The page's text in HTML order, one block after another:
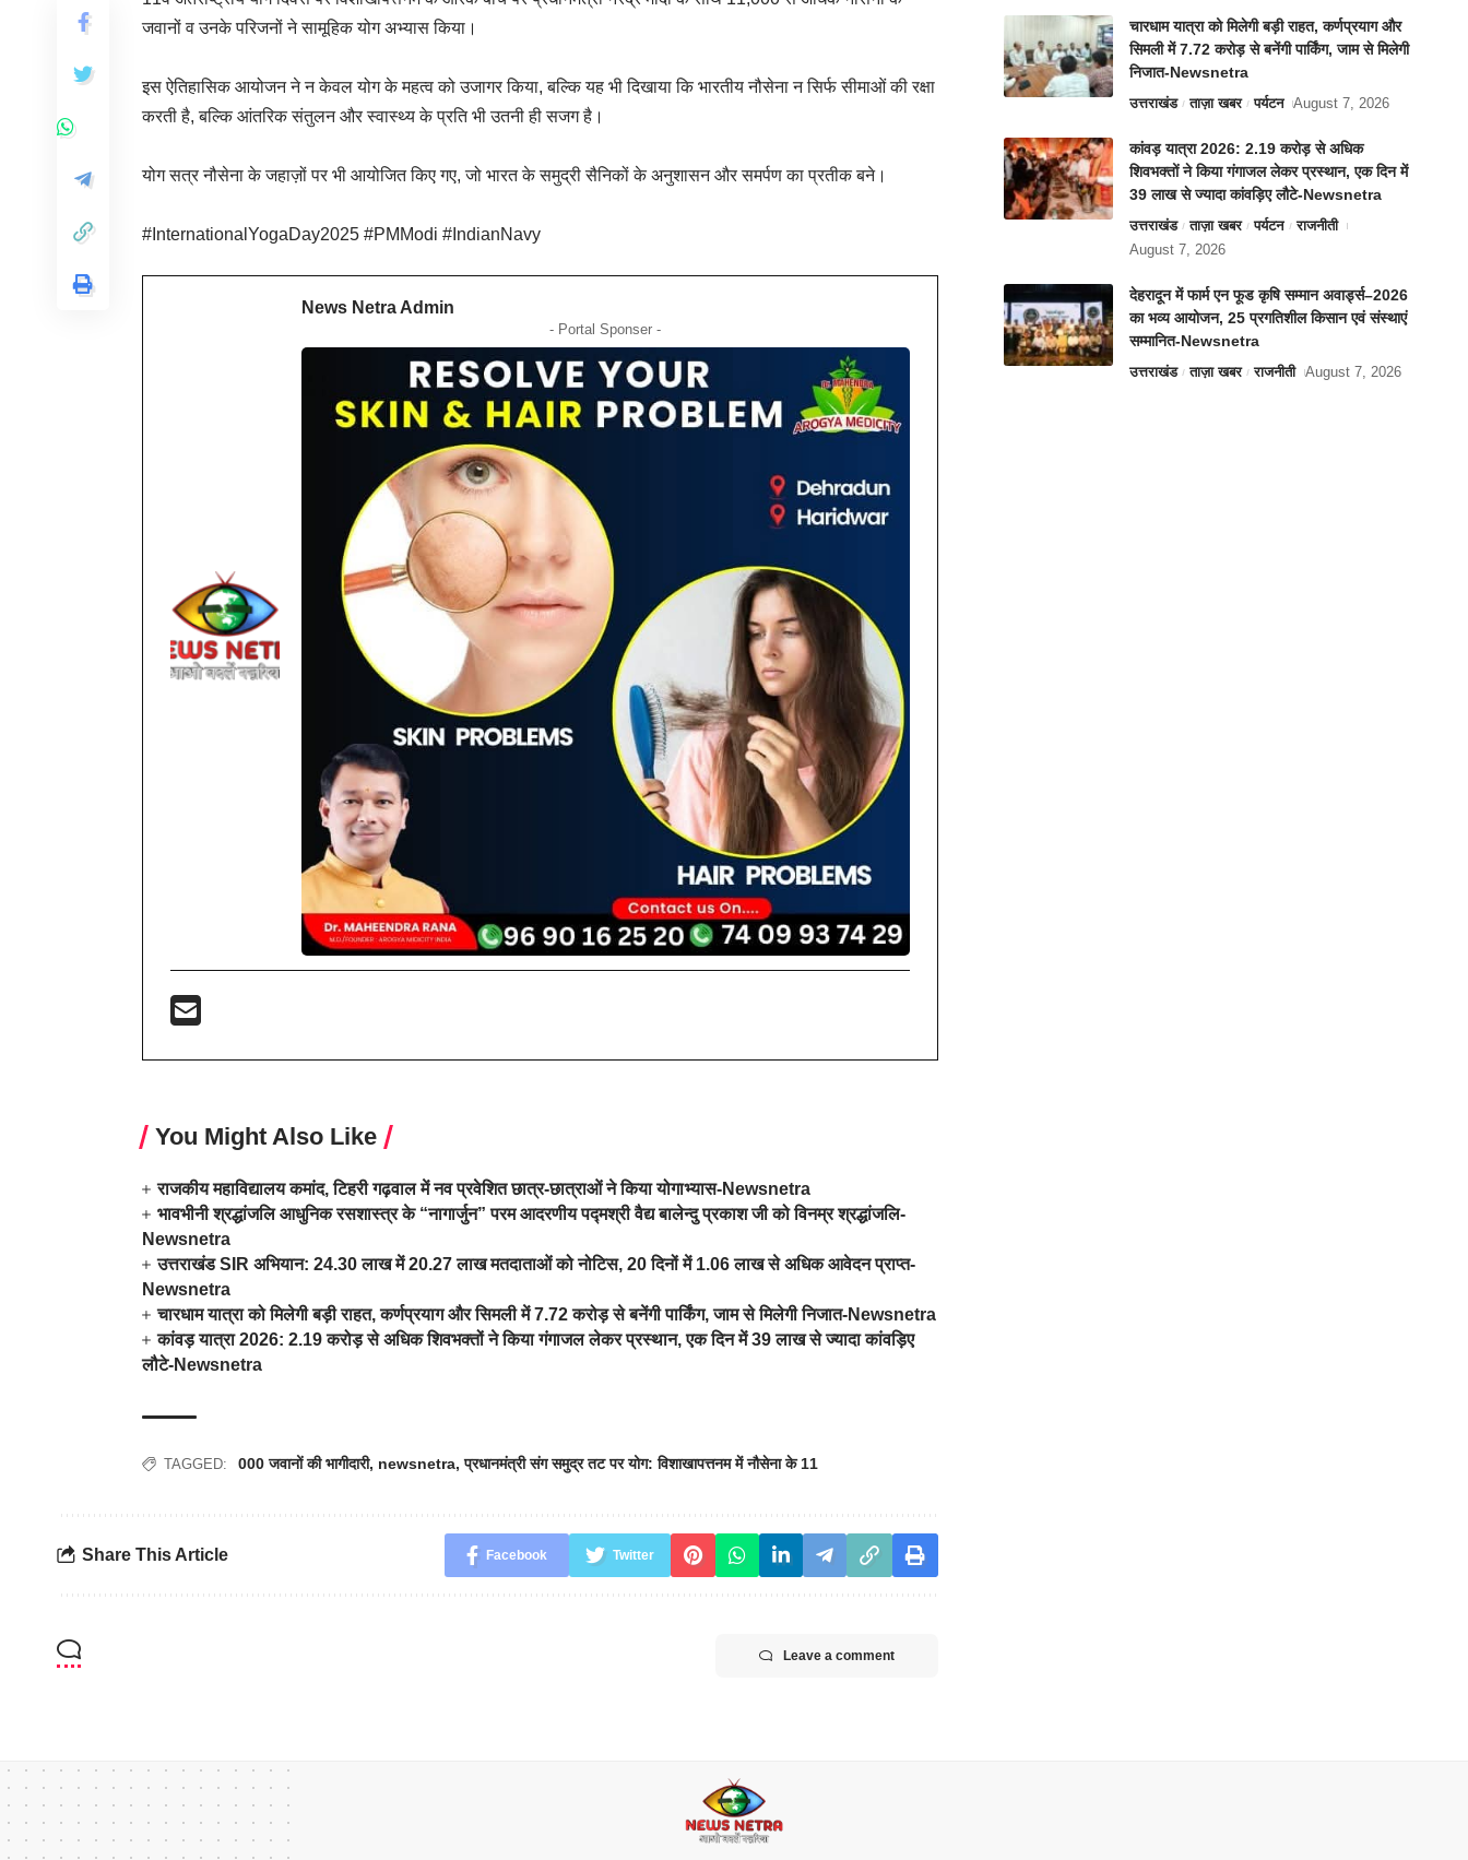
जवानों व उनके परिजनों ने सामूहिक योग अभ्यास किया।
इस ऐतिहासिक आयोजन ने न केवल योग के महत्व को उजागर किया, बल्कि यह भी दिखाया कि भारतीय नौसेना न सिर्फ सीमाओं की रक्षा
करती है, बल्कि आंतरिक संतुलन और स्वास्थ्य के प्रति भी उतनी ही सजग है।
योग सत्र नौसेना के जहाज़ों पर भी आयोजित किए गए, जो भारत के समुद्री सैनिकों के अनुशासन और समर्पण का प्रतीक बने।
#InternationalYogaDay2025 #PMModi #IndianNavy
News Netra Admin
- Portal Sponser -
You Might Also Like
राजकीय महाविद्यालय कमांद, टिहरी गढ़वाल में नव प्रवेशित छात्र-छात्राओं ने किया योगाभ्यास-Newsnetra
भावभीनी श्रद्धांजलि आधुनिक रसशास्त्र के “नागार्जुन” परम आदरणीय पद्मश्री वैद्य बालेन्दु प्रकाश जी को विनम्र श्रद्धांजलि-
Newsnetra
उत्तराखंड SIR अभियान: 24.30 लाख में 20.27 लाख मतदाताओं को नोटिस, 20 दिनों में 1.06 लाख से अधिक आवेदन प्राप्त-
Newsnetra
चारधाम यात्रा को मिलेगी बड़ी राहत, कर्णप्रयाग और सिमली में 7.72 करोड़ से बनेंगी पार्किंग, जाम से मिलेगी निजात-Newsnetra
कांवड़ यात्रा 2026: 2.19 करोड़ से अधिक शिवभक्तों ने किया गंगाजल लेकर प्रस्थान, एक दिन में 39 लाख से ज्यादा कांवड़िए
लौटे-Newsnetra
TAGGED: 000 जवानों की भागीदारी, newsnetra,प्रधानमंत्री संग समुद्र तट पर योग: विशाखापत्तनम में नौसेना के 11
Share This Article Facebook Twitter
Leave a comment
चारधाम यात्रा को मिलेगी बड़ी राहत, कर्णप्रयाग और
सिमली में 7.72 करोड़ से बनेंगी पार्किंग, जाम से मिलेगी
निजात-Newsnetra
उत्तराखंड ताज़ा खबर पर्यटन August 7, 2026
कांवड़ यात्रा 2026: 2.19 करोड़ से अधिक
शिवभक्तों ने किया गंगाजल लेकर प्रस्थान, एक दिन में
39 लाख से ज्यादा कांवड़िए लौटे-Newsnetra
उत्तराखंड ताज़ा खबर पर्यटन
राजनीती
August 7, 2026
देहरादून में फार्म एन फूड कृषि सम्मान अवार्ड्स–2026
का भव्य आयोजन, 25 प्रगतिशील किसान एवं संस्थाएं
सम्मानित-Newsnetra
उत्तराखंड ताज़ा खबर राजनीती August 7, 2026